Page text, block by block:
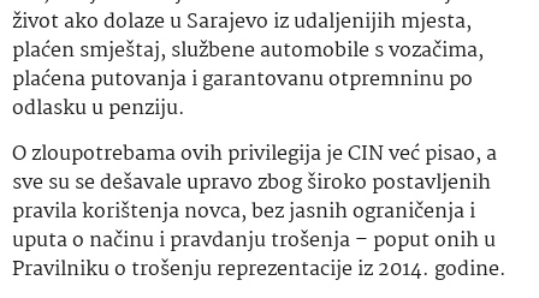
život ako dolaze u Sarajevo iz udaljenijih mjesta,
plaćen smještaj, službene automobile s vozačima,
plaćena putovanja i garantovanu otpremninu po
odlasku u penziju.
O zloupotrebama ovih privilegija je CIN već pisao, a
sve su se dešavale upravo zbog široko postavljenih
pravila korištenja novca, bez jasnih ograničenja i
uputa o načinu i pravdanju trošenja – poput onih u
Pravilniku o trošenju reprezentacije iz 2014. godine.